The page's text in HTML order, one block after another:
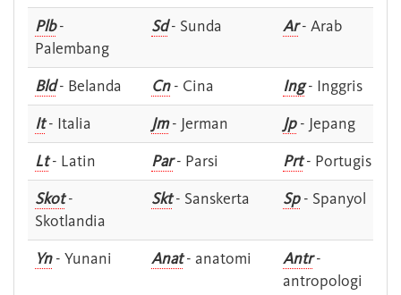
Plb-
Palembang
Sd- Sunda Ar- Arab
Bld- Belanda Cn- Cina Ing- Inggris
It- Italia Jm- Jerman Jp- Jepang
Lt- Latin Par- Parsi Prt- Portugis
Skot-
Skotlandia
Skt- Sanskerta Sp- Spanyol
Yn- Yunani Anat- anatomi Antr-
antropologi